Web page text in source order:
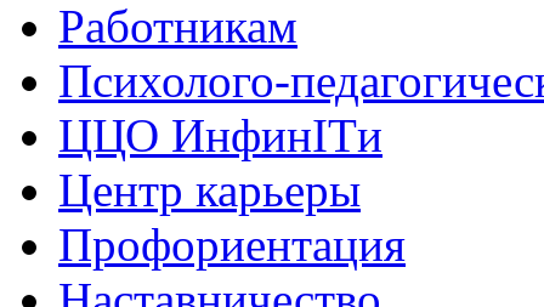
Работникам
Психолого-
ЦЦО ИнфинITи
Центр карьеры
Профориентация